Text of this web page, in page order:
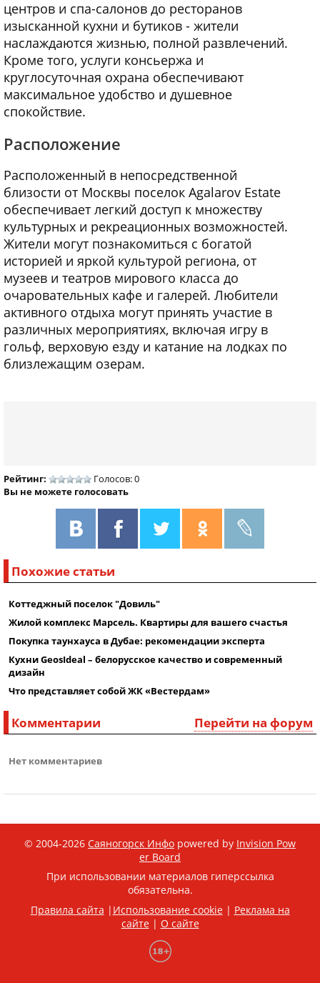
центров и спа-салонов до ресторанов
изысканной кухни и бутиков - жители
наслаждаются жизнью, полной развлечений.
Кроме того, услуги консьержа и
круглосуточная охрана обеспечивают
максимальное удобство и душевное
спокойствие.
Расположение
Расположенный в непосредственной
близости от Москвы поселок Agalarov Estate
обеспечивает легкий доступ к множеству
культурных и рекреационных возможностей.
Жители могут познакомиться с богатой
историей и яркой культурой региона, от
музеев и театров мирового класса до
очаровательных кафе и галерей. Любители
активного отдыха могут принять участие в
различных мероприятиях, включая игру в
гольф, верховую езду и катание на лодках по
близлежащим озерам.
Рейтинг:
Голосов: 0
Вы не можете голосовать
Похожие статьи
Коттеджный поселок "Довиль"
Жилой комплекс Марсель. Квартиры для вашего счастья
Покупка таунхауса в Дубае: рекомендации эксперта
Кухни GeosIdeal – белорусское качество и современный
дизайн
Что представляет собой ЖК «Вестердам»
Перейти на форум
Комментарии
Нет комментариев
© 2004-2026 Саяногорск Инфо powered by Invision Pow
er Board
При использовании материалов гиперссылка
обязательна.
Правила сайта | Использование cookie| Реклама на
сайте| О сайте